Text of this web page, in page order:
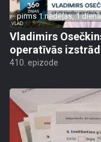
pirms 1 nedēļas, 1
Vladimirs
operatīvās
410. epizode